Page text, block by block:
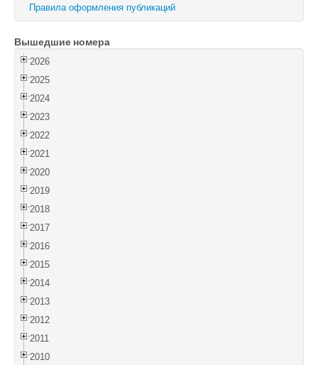
Поиск
Войти
Правила оформления публикаций
Вышедшие номера
2026
2025
2024
2023
2022
2021
2020
2019
2018
2017
2016
2015
2014
2013
2012
2011
2010